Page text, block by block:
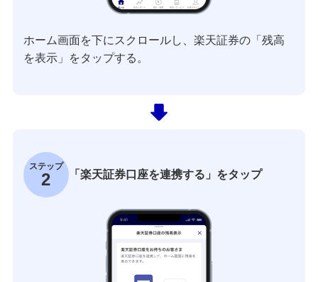
ホーム画面を下にスクロールし、楽天証券の「残高
を表示」をタップする。
ステップ
2 「楽天証券口座を連携する」をタップ